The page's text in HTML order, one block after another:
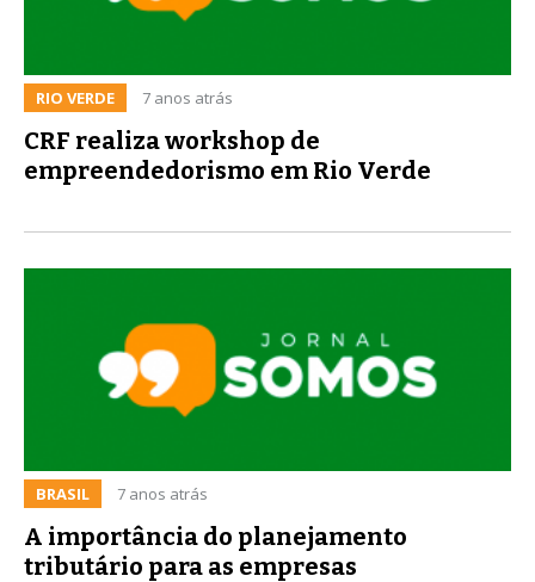
RIO VERDE 7 anos atrás
CRF realiza workshop de
empreendedorismo em Rio Verde
BRASIL 7 anos atrás
A importância do planejamento
tributário para as empresas